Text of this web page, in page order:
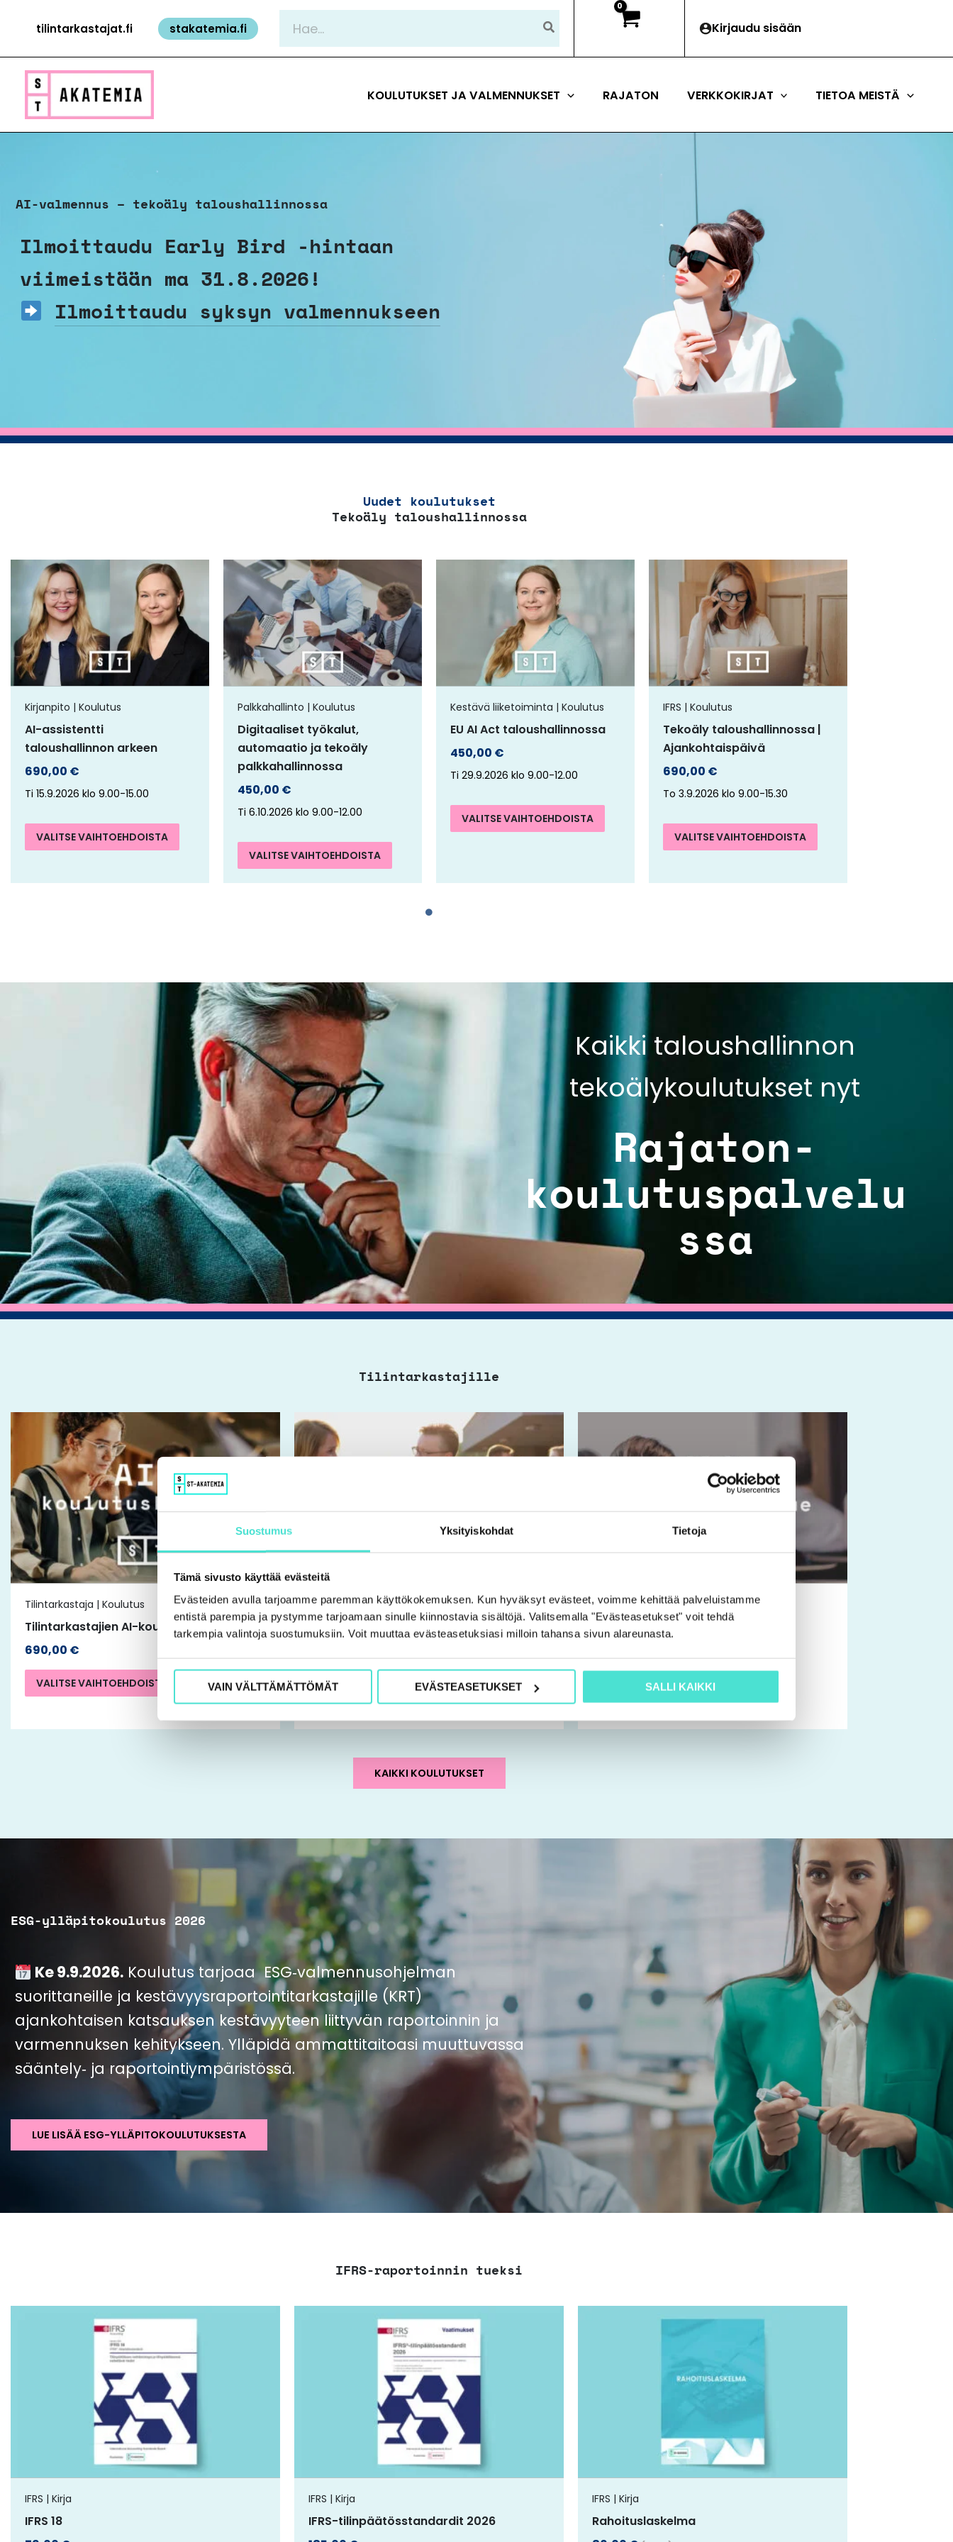
Suostumus Yksityiskohdat Tietoja
Tämä sivusto käyttää evästeitä
Evästeiden avulla tarjoamme paremman käyttökokemuksen. Kun hyväksyt evästeet, voimme kehittää palveluistamme
entistä parempia ja pystymme tarjoamaan sinulle kiinnostavia sisältöjä. Valitsemalla "Evästeasetukset" voit tehdä
tarkempia valintoja suostumuksiin. Voit muuttaa evästeasetuksiasi milloin tahansa sivun alareunasta.
VAIN VÄLTTÄMÄTTÖMÄT EVÄSTEASETUKSET SALLI KAIKKI
sisältööntilintarkastajat.fi stakatemia.fi Kirjaudu sisään
KOULUTUKSET JA VALMENNUKSET RAJATON VERKKOKIRJAT TIETOA MEISTÄ
AI-valmennus – tekoäly taloushallinnossa
Ilmoittaudu Early Bird -hintaan
viimeistään ma 31.8.2026!
Ilmoittaudu syksyn valmennukseen
Uudet koulutukset
Tekoäly taloushallinnossa
Kirjanpito | Koulutus
AI-assistentti
taloushallinnon arkeen
690,00 €
Ti 15.9.2026 klo 9.00-15.00
VALITSE VAIHTOEHDOISTA
tuotteella
on
useampi
muunnelma.
tehdä
Palkkahallinto | Koulutus
Digitaaliset työkalut,
automaatio ja tekoäly
palkkahallinnossa
450,00 €
Ti 6.10.2026 klo 9.00-12.00
VALITSE VAIHTOEHDOISTA
tuotteella
on
useampi
muunnelma.
Voit
tehdä
Kestävä liiketoiminta | Koulutus
EU AI Act taloushallinnossa
450,00 €
Ti 29.9.2026 klo 9.00-12.00
VALITSE VAIHTOEHDOISTA
useampi
muunnelma.
tehdä
tuotteen
IFRS | Koulutus
Tekoäly taloushallinnossa |
Ajankohtaispäivä
690,00 €
To 3.9.2026 klo 9.00-15.30
VALITSE VAIHTOEHDOISTA
Tällä
muunnelma.
Voit
tehdä
tuotteen
Kaikki taloushallinnon
tekoälykoulutukset nyt
Rajaton-
koulutuspalvelu
ssa
Tilintarkastajille
Tilintarkastaja | Koulutus
Tilintarkastajien AI-koulutuskiertue
690,00 €
VALITSE VAIHTOEHDOISTA
Tällä
tuotteella
on
useampi
tuotteen
sivulla.
Tilintarkastaja | Koulutus
Kesäpäivät 2026
VALITSE VAIHTOEHDOISTA
Tilintarkastaja | Koulutus
K2/2026 | Tilintarkastajien
690,00€
VALITSE VAIHTOEHDOISTA
tuotteella
on
useampi
muunnelma.
valinnat
tuotteen
sivulla.
KAIKKI KOULUTUKSET
ESG-ylläpitokoulutus 2026
Ke 9.9.2026.Koulutus tarjoaa ESG‑valmennusohjelman
suorittaneille ja kestävyysraportointitarkastajille (KRT)
ajankohtaisen katsauksen kestävyyteen liittyvän raportoinnin ja
varmennuksen kehitykseen. Ylläpidä ammattitaitoasi muuttuvassa
sääntely‑ ja raportointiympäristössä.
LUE LISÄÄ ESG-YLLÄPITOKOULUTUKSESTA
IFRS-raportoinnin tueksi
IFRS | Kirja
IFRS 18
Tällä
on
useampi
muunnelma.
Voit
tehdä
valinnat
tuotteen
IFRS | Kirja
IFRS-tilinpäätösstandardit 2026
Tällä
tuotteella
on
useampi
muunnelma.
tehdä
valinnat
tuotteen
IFRS | Kirja
Rahoituslaskelma